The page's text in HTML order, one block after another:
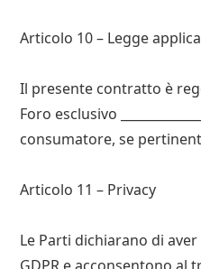
Articolo 10 – Legge
Il presente contratto è
Foro esclusivo
consumatore, se
Articolo 11 – Privacy
Le Parti dichiarano di